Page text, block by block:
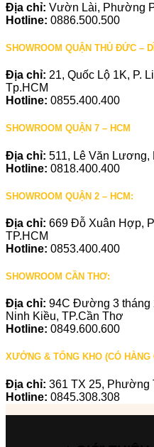
Địa chỉ: Vườn Lài, Phường
Hotline: 0886.500.500
SHOWROOM QUẬN THỦ ĐỨC –
Địa chỉ: 21, Quốc Lộ 1K, P.
Tp.HCM
Hotline: 0855.400.400
SHOWROOM QUẬN 7 – HCM
Địa chỉ: 511, Lê Văn Lương,
Hotline: 0818.400.400
SHOWROOM QUẬN 2 – HCM:
Địa chỉ: 669 Đỗ Xuân Hợp,
TP.HCM
Hotline: 0853.400.400
SHOWROOM CẦN THƠ:
Địa chỉ: 94C Đường 3 tháng
Ninh Kiều, TP.Cần Thơ
Hotline: 0849.600.600
XƯỞNG & TỔNG KHO (CÓ HÀNG
Địa chỉ: 361 TX 25, Phường
Hotline: 0845.308.308